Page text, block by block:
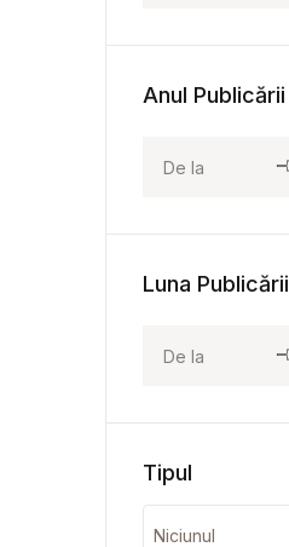
Anul Publicării
Luna Publicării
Tipul